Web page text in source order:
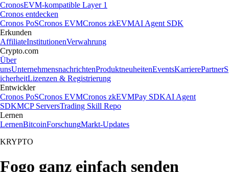
CronosEVM-kompatible Layer 1
Cronos entdecken
Cronos PoSCronos EVMCronos zkEVMAI Agent SDK
Erkunden
AffiliateInstitutionenVerwahrung
Crypto.com
Über
unsUnternehmensnachrichtenProduktneuheitenEventsKarrierePartnerS
icherheitLizenzen & Registrierung
Entwickler
Cronos PoSCronos EVMCronos zkEVMPay SDKAI Agent
SDKMCP ServersTrading Skill Repo
Lernen
LernenBitcoinForschungMarkt-Updates
KRYPTO
Fogo ganz einfach senden